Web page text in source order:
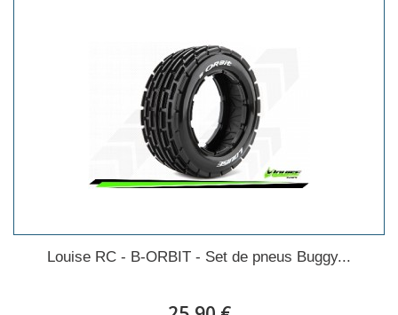
Louise RC - B-ORBIT - Set de pneus Buggy...